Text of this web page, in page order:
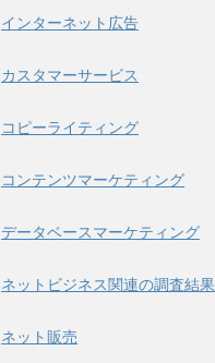
インターネット広告
カスタマーサービス
コピーライティング
コンテンツマーケティング
データベースマーケティング
ネットビジネス関連の調査結果
ネット販売